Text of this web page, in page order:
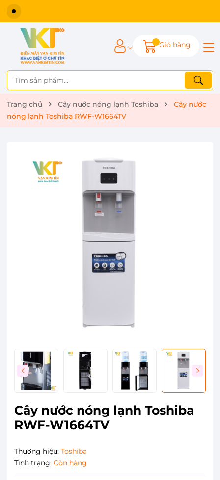
Giỏ hàng
Trang chủ Cây nước nóng lạnh Toshiba
Cây nước
nóng lạnh Toshiba RWF-W1664TV
Cây nước nóng lạnh Toshiba
RWF-W1664TV
Thương hiệu: Toshiba
Tình trạng: Còn hàng